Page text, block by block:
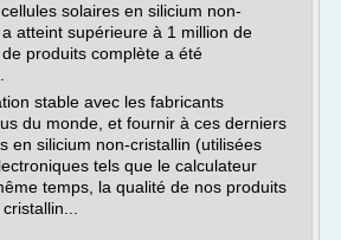
solaires en silicium non-
atteint supérieure à 1 million de
produits complète a été
stable avec les fabricants
du monde, et fournir à ces derniers
en silicium non-cristallin (utilisées
tels que le calculateur
temps, la qualité de nos produits